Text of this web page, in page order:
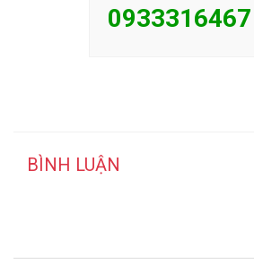
0933316467
BÌNH LUẬN